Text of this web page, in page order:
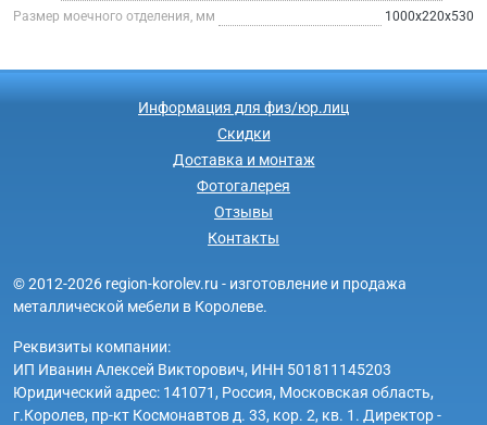
Размер моечного отделения, мм
1000х220х530
Информация для физ/юр.лиц
Скидки
Доставка и монтаж
Фотогалерея
Отзывы
Контакты
© 2012-2026 region-korolev.ru - изготовление и продажа
металлической мебели в Королеве.
Реквизиты компании:
ИП Иванин Алексей Викторович, ИНН 501811145203
Юридический адрес: 141071, Россия, Московская область,
г.Королев, пр-кт Космонавтов д. 33, кор. 2, кв. 1. Директор -